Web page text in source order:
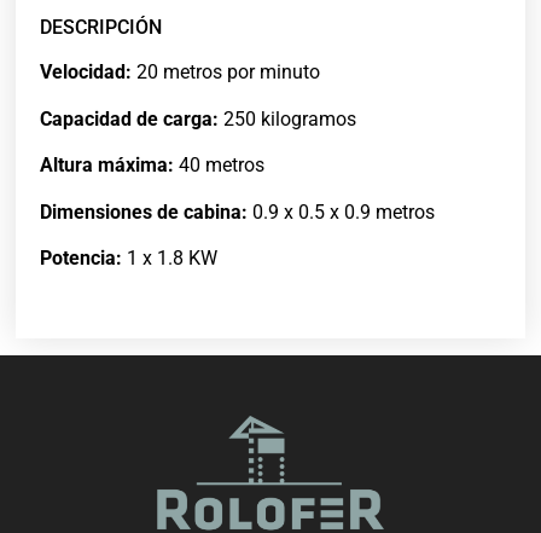
DESCRIPCIÓN
Velocidad: 20 metros por minuto
Capacidad de carga: 250 kilogramos
Altura máxima: 40 metros
Dimensiones de cabina: 0.9 x 0.5 x 0.9 metros
Potencia: 1 x 1.8 KW